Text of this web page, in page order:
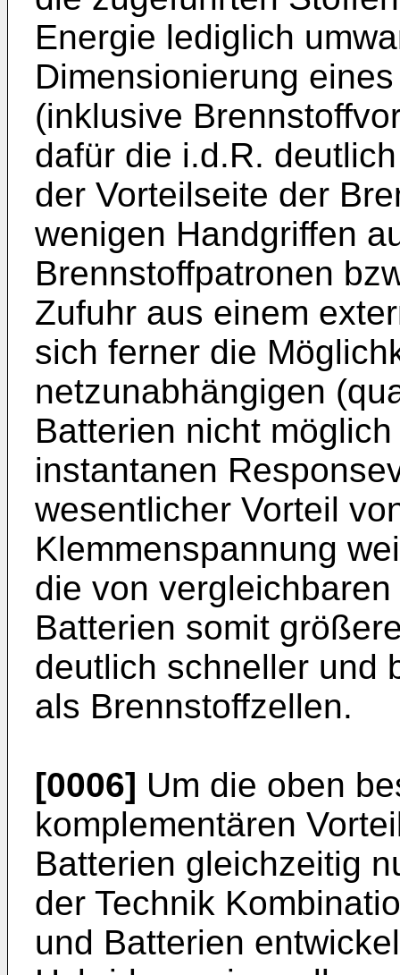
Energie lediglich
Dimensionierung
(inklusive
dafür die i.d.R.
der Vorteilseite der
wenigen Handgriffen
Brennstoffpatronen
Zufuhr aus einem
sich ferner die
netzunabhängigen
Batterien nicht
instantanen
wesentlicher Vorteil
Klemmenspannung
die von
Batterien somit
deutlich schneller und
als Brennstoffzellen.
[0006] Um die oben
komplementären
Batterien gleichzeitig
der Technik
und Batterien